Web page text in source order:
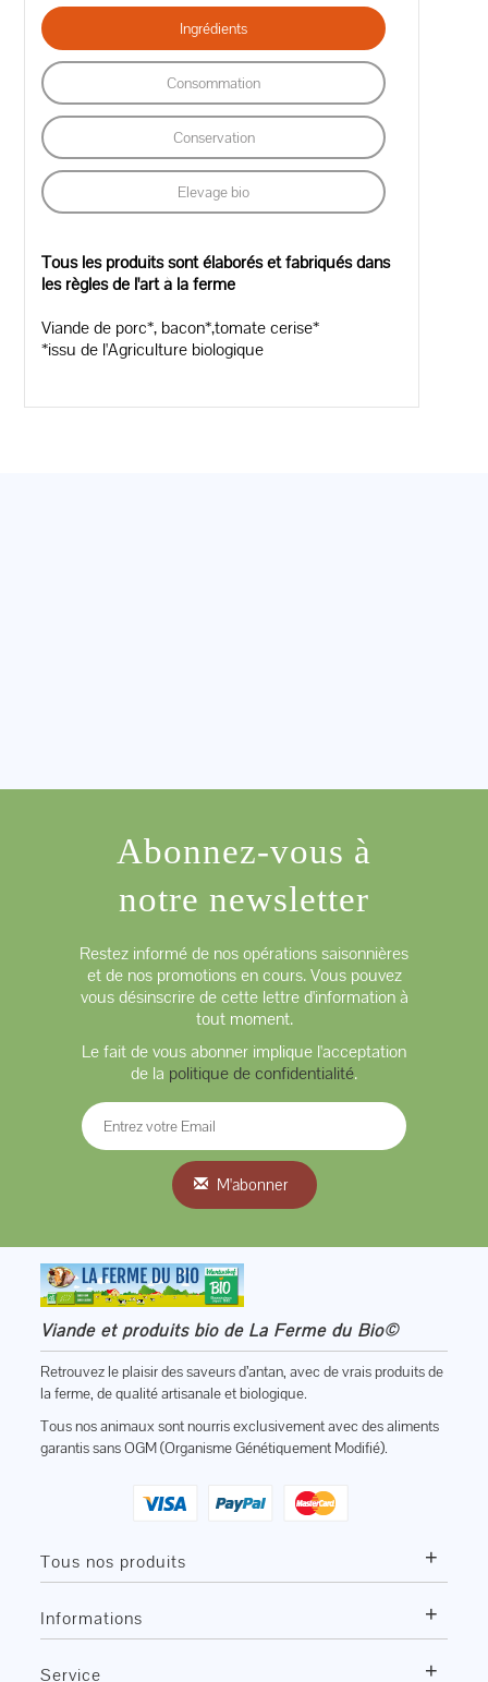
Ingrédients
Consommation
Conservation
Elevage bio
Tous les produits sont élaborés et fabriqués dans
les règles de l'art à la ferme
Viande de porc*, bacon*,tomate cerise*
*issu de l'Agriculture biologique
Abonnez-vous à
notre newsletter
Restez informé de nos opérations saisonnières
et de nos promotions en cours. Vous pouvez
vous désinscrire de cette lettre d'information à
tout moment.
Le fait de vous abonner implique l'acceptation
de la politique de confidentialité.
M'abonner
Viande et produits bio de La Ferme du Bio©
Retrouvez le plaisir des saveurs d’antan, avec de vrais produits de
la ferme, de qualité artisanale et biologique.
Tous nos animaux sont nourris exclusivement avec des aliments
garantis sans OGM (Organisme Génétiquement Modifié).
Tous nos produits +
Informations +
Service +